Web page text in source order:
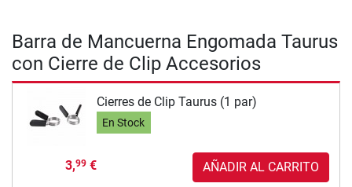
Barra de Mancuerna Engomada Taurus
con Cierre de Clip Accesorios
Cierres de Clip Taurus (1 par)
En Stock
3,99€ AÑADIR AL CARRITO